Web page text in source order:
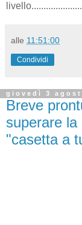
alle 11:51:00
Condividi
giovedì 3
Breve
superare
"casetta a